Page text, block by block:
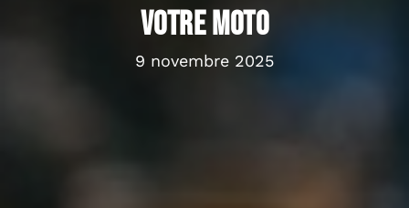
votre moto
9 novembre 2025